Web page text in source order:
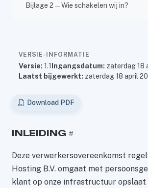
Bijlage 2 — Wie schakelen wij in?
VERSIE-INFORMATIE
Versie: 1.1 Ingangsdatum: zaterdag 18
Laatst bijgewerkt: zaterdag 18 april
Download PDF
INLEIDING #
Deze verwerkersovereenkomst
Hosting B.V. omgaat met
klant op onze infrastructuur opslaat